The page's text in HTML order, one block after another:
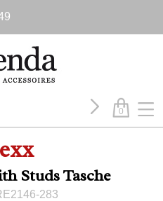
0
Studs Tasche
283